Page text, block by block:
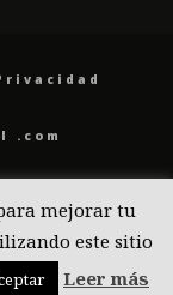
.com
mejorar tu
este sitio
Leer más